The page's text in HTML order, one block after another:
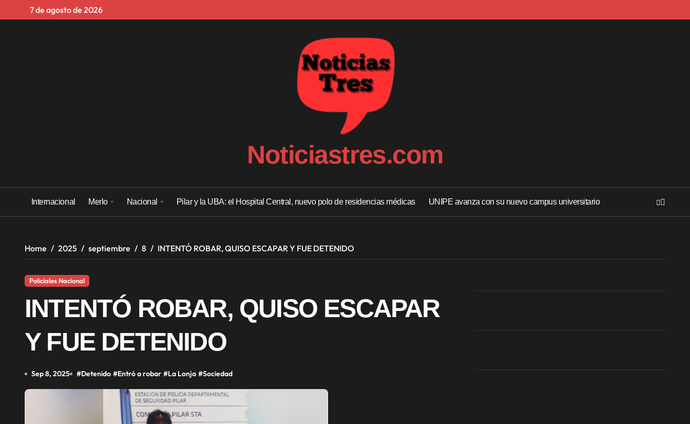
7 de agosto de 2026
Noticiastres.com
Internacional Merlo Nacional Pilar y la UBA: el Hospital Central, nuevo polo de residencias médicas UNIPE avanza con su nuevo campus universitario
Home 2025 septiembre 8 INTENTÓ ROBAR, QUISO ESCAPAR Y FUE DETENIDO
Policiales Nacional
INTENTÓ ROBAR, QUISO ESCAPAR
Y FUE DETENIDO
Sep 8, 2025 #Detenido #Entró a robar #La Lonja #Sociedad